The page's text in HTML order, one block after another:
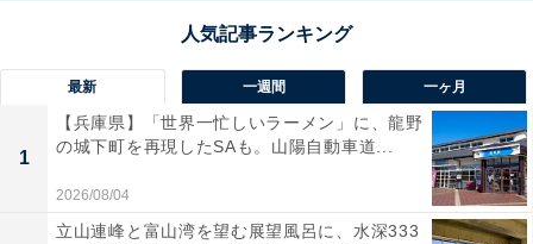
最新 一週間 一ヶ月
1
【兵庫県】「世界一忙しいラーメン」に、龍野
の城下町を再現したSAも。山陽自動車道...
2026/08/04
立山連峰と富山湾を望む展望風呂に、水深333